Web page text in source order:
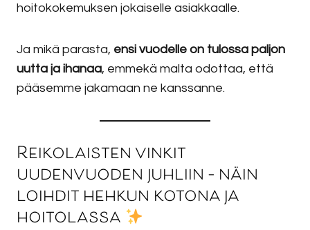
hoitokokemuksen jokaiselle asiakkaalle.
Ja mikä parasta, ensi vuodelle on tulossa paljon
uutta ja ihanaa, emmekä malta odottaa, että
pääsemme jakamaan ne kanssanne.
Reikolaisten vinkit
uudenvuoden juhliin – näin
loihdit hehkun kotona ja
hoitolassa